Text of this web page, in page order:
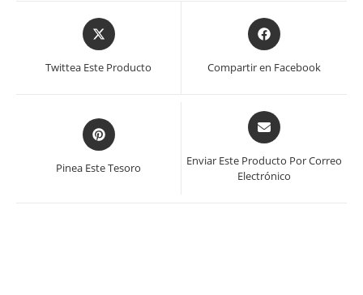
Se
abre
una
Twittea Este Producto
Se
abre
una
ventana
Compartir en Facebook
Se
abre
Pinea Este Tesoro
Se
abre
una
Enviar Este Producto Por Correo
Electrónico